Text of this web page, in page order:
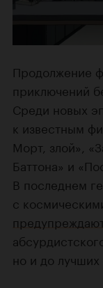
Продолжение
приключений
Среди новых
к известным
Морт, злой»,
Баттона» и
В последнем
с
но и до лучших